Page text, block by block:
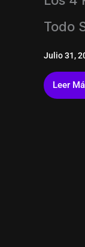
Todo
Julio 31,
Leer